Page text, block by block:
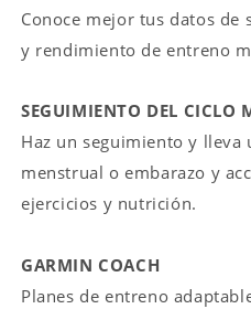
Conoce mejor tus datos de
y rendimiento de entreno
SEGUIMIENTO DEL CICLO
Haz un seguimiento y
menstrual o embarazo y
ejercicios y nutrición.
GARMIN COACH
Planes de entreno